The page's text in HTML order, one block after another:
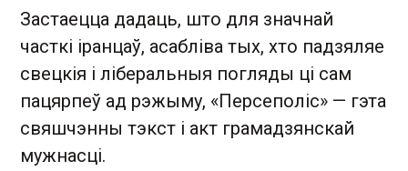
Застаецца дадаць, што для значнай
часткі іранцаў, асабліва тых, хто падзяляе
свецкія і ліберальныя погляды ці сам
пацярпеў ад рэжыму, «Персеполіс» — гэта
свяшчэнны тэкст і акт грамадзянскай
мужнасці.